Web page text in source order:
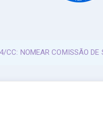
CC: NOMEAR COMISSÃO DE